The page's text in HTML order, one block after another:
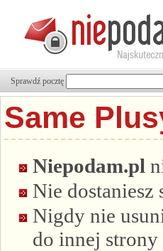
Sprawdź pocztę
Same
Niepodam.pl
Nie dostaniesz
Nigdy nie
do innej strony